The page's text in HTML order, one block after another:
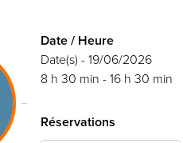
Date / Heure
Date(s) - 19/06/2026
8 h 30 min - 16 h 30 min
Réservations